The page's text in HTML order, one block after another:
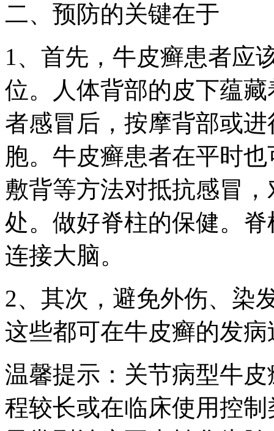
二、预防的关键在于
1、首先，牛皮癣患者应
位。人体背部的皮下蕴
者感冒后，按摩背部或
胞。牛皮癣患者在平时
敷背等方法对抵抗感冒
处。做好脊柱的保健。
连接大脑。
2、其次，避免外伤、染
这些都可在牛皮癣的发
温馨提示：关节病型牛
程较长或在临床使用控